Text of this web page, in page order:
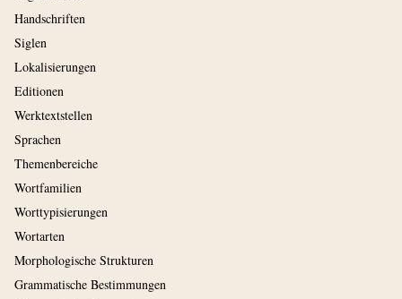
Handschriften
Siglen
Lokalisierungen
Editionen
Werktextstellen
Sprachen
Themenbereiche
Wortfamilien
Worttypisierungen
Wortarten
Morphologische Strukturen
Grammatische Bestimmungen